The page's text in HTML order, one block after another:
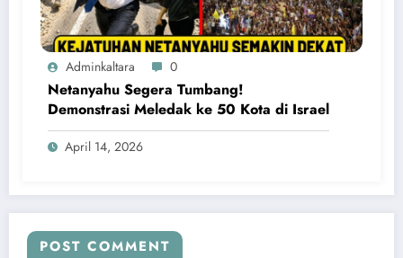
Adminkaltara 0
Netanyahu Segera Tumbang!
Demonstrasi Meledak ke 50 Kota di Israel
April 14, 2026
POST COMMENT